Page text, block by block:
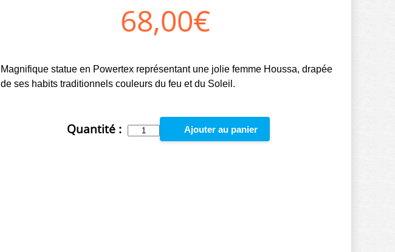
68,00€
Magnifique statue en Powertex représentant une jolie femme Houssa, drapée
de ses habits traditionnels couleurs du feu et du Soleil.
Quantité : Ajouter au panier